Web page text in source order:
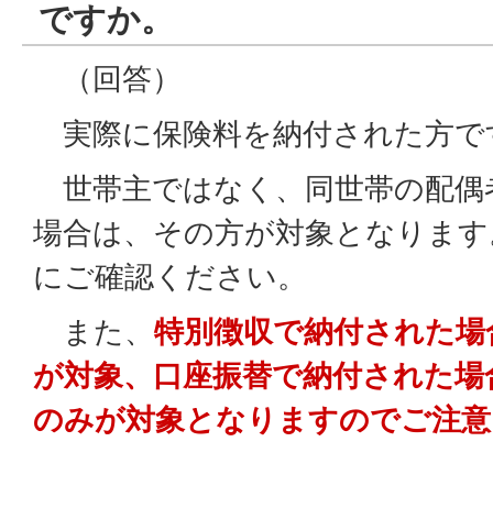
ですか。
（回答）
実際に保険料を納付された方で
世帯主ではなく、同世帯の配偶
場合は、その方が対象となりま
にご確認ください。
また、 特別徴収で納付された
が対象、口座振替で納付された
のみが対象となりますのでご注